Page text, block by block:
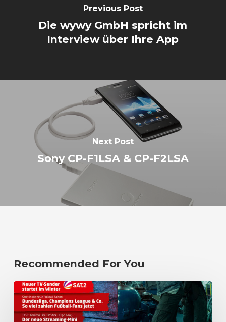
Previous Post
Die wywy GmbH spricht im
Interview über Ihre App
Next Post
Sony CP-F1LSA & CP-F2LSA
Recommended For You